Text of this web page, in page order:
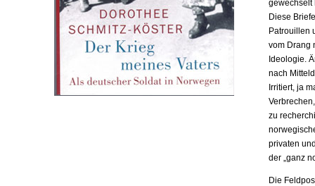
gewechselt
Diese
Patrouillen
vom Drang
Ideologie.
nach
Irritiert, ja
zu
privaten
der „ganz
Die